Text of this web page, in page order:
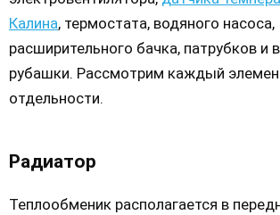
Калина, термостата, водяного насоса,
расширительного бачка, патрубков и
рубашки. Рассмотрим каждый
отдельности.
Радиатор
Теплообменик располагается в